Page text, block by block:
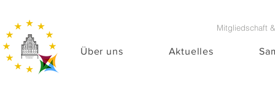
Über uns Aktuelles
Mitgliedschaft